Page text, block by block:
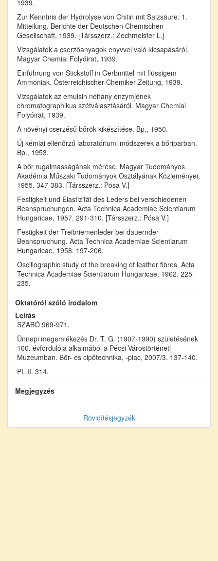
1939.
Zur Kenntnis der Hydrolyse von Chitin mit Salzsäure: 1.
Mitteilung. Berichte der Deutschen Chemischen
Gesellschaft, 1939. [Társszerz.: Zechmeister L.]
Vizsgálatok a cserzőanyagok enyvvel való kicsapásáról.
Magyar Chemiai Folyóirat, 1939.
Einführung von Stickstoff in Gerbmittel mit flüssigem
Ammoniak. Österreichischer Chemiker Zeitung, 1939.
Vizsgálatok az emulsin néhány enzymjének
chromatographikus szétválasztásáról. Magyar Chemiai
Folyóirat, 1939.
A növényi cserzésű bőrök kikészítése. Bp., 1950.
Új kémiai ellenőrző laboratóriumi módszerek a bőriparban.
Bp., 1953.
A bőr rugalmasságának mérése. Magyar Tudományos
Akadémia Műszaki Tudományok Osztályának Közleményei,
1955. 347-383. [Társszerz.: Pósa V.]
Festigkeit und Elastizität des Leders bei verschiedenen
Beanspruchungen. Acta Technica Academiae Scientiarum
Hungaricae, 1957. 291-310. [Társszerz.: Pósa V.]
Festigkeit der Treibriemenleder bei dauernder
Beanspruchung. Acta Technica Academiae Scientiarum
Hungaricae, 1958. 197-206.
Oscillographic study of the breaking of leather fibres. Acta
Technica Academiae Scientiarum Hungaricae, 1962. 225-
235.
Oktatóról szóló irodalom
Leírás
SZABÓ 969-971.
Ünnepi megemlékezés Dr. T. G. (1907-1990) születésének
100. évfordulója alkalmából a Pécsi Várostörténeti
Múzeumban. Bőr- és cipőtechnika, -piac, 2007/3. 137-140.
PL II. 314.
Megjegyzés
Rövidítésjegyzék